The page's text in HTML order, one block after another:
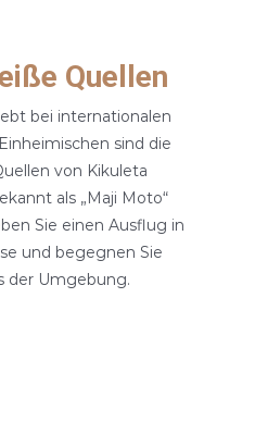
Quellen
bei internationalen
sind die
von Kikuleta
als „Maji Moto“
Sie einen Ausflug in
und begegnen Sie
der Umgebung.